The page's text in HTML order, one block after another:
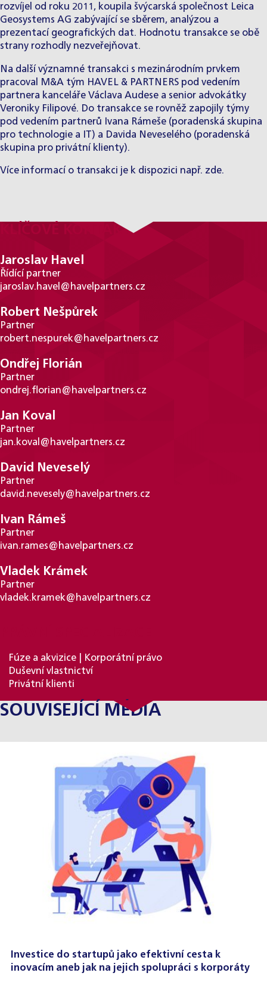
rozvíjel od roku 2011, koupila švýcarská společnost Leica
Geosystems AG zabývající se sběrem, analýzou a
prezentací geografických dat. Hodnotu transakce se obě
strany rozhodly nezveřejňovat.
Na další významné transakci s mezinárodním prvkem
pracoval M&A tým HAVEL & PARTNERS pod vedením
partnera kanceláře Václava Audese a senior advokátky
Veroniky Filipové. Do transakce se rovněž zapojily týmy
pod vedením partnerů Ivana Rámeše (poradenská skupina
pro technologie a IT) a Davida Neveselého (poradenská
skupina pro privátní klienty).
Více informací o transakci je k dispozici např. zde.
KLÍČOVÉ KONTAKTY
Jaroslav Havel
Řídící partner
jaroslav.havel@havelpartners.cz
Robert Nešpůrek
Partner
robert.nespurek@havelpartners.cz
Ondřej Florián
Partner
ondrej.florian@havelpartners.cz
Jan Koval
Partner
jan.koval@havelpartners.cz
David Neveselý
Partner
david.nevesely@havelpartners.cz
Ivan Rámeš
Partner
ivan.rames@havelpartners.cz
Vladek Krámek
Partner
vladek.kramek@havelpartners.cz
Fúze a akvizice | Korporátní právo
Duševní vlastnictví
Privátní klienti
SOUVISEJÍCÍ MÉDIA
Investice do startupů jako efektivní cesta k
inovacím aneb jak na jejich spolupráci s korporáty